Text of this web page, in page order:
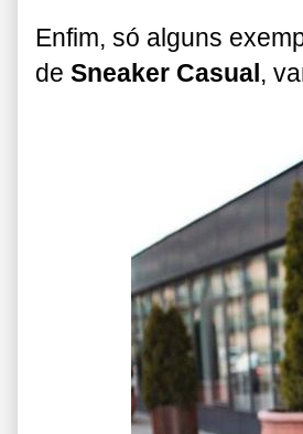
Enfim, só alguns
de Sneaker Casual, v